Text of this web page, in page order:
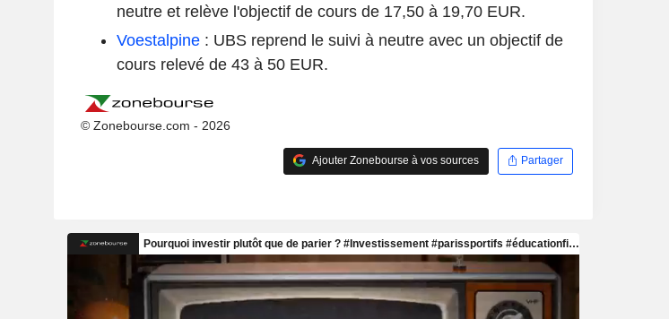
neutre et relève l'objectif de cours de 17,50 à 19,70 EUR.
Voestalpine: UBS reprend le suivi à neutre avec un objectif de
cours relevé de 43 à 50 EUR.
© Zonebourse.com - 2026
Ajouter Zonebourse à vos sources Partager